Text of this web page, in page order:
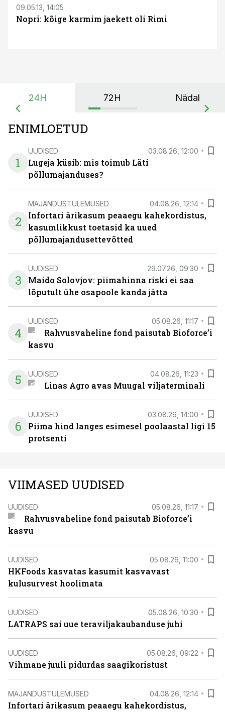
09.05.13, 14:05
Nopri: kõige karmim jaekett oli Rimi
24H 72H Nädal
ENIMLOETUD
1
UUDISED 03.08.26, 12:00
Lugeja küsib: mis toimub Läti
põllumajanduses?
2
MAJANDUSTULEMUSED 04.08.26, 12:14
Infortari ärikasum peaaegu kahekordistus,
kasumlikkust toetasid ka uued
põllumajandusettevõtted
3
UUDISED 29.07.26, 09:30
Maido Solovjov: piimahinna riski ei saa
lõputult ühe osapoole kanda jätta
4
UUDISED 05.08.26, 11:17
Rahvusvaheline fond paisutab Bioforce’i
kasvu
5 UUDISED 04.08.26, 11:23
Linas Agro avas Muugal viljaterminali
6
UUDISED 03.08.26, 14:00
Piima hind langes esimesel poolaastal ligi 15
protsenti
VIIMASED UUDISED
UUDISED 05.08.26, 11:17
Rahvusvaheline fond paisutab Bioforce’i
kasvu
UUDISED 05.08.26, 11:00
HKFoods kasvatas kasumit kasvavast
kulusurvest hoolimata
UUDISED 05.08.26, 10:30
LATRAPS sai uue teraviljakaubanduse juhi
UUDISED 05.08.26, 09:22
Vihmane juuli pidurdas saagikoristust
MAJANDUSTULEMUSED 04.08.26, 12:14
Infortari ärikasum peaaegu kahekordistus,